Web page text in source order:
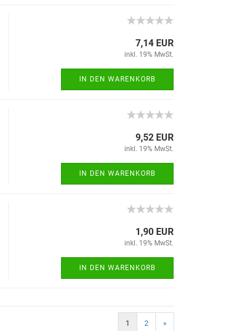
7,14 EUR
inkl. 19% MwSt.
IN DEN WARENKORB
9,52 EUR
inkl. 19% MwSt.
IN DEN WARENKORB
1,90 EUR
inkl. 19% MwSt.
IN DEN WARENKORB
1 2 »